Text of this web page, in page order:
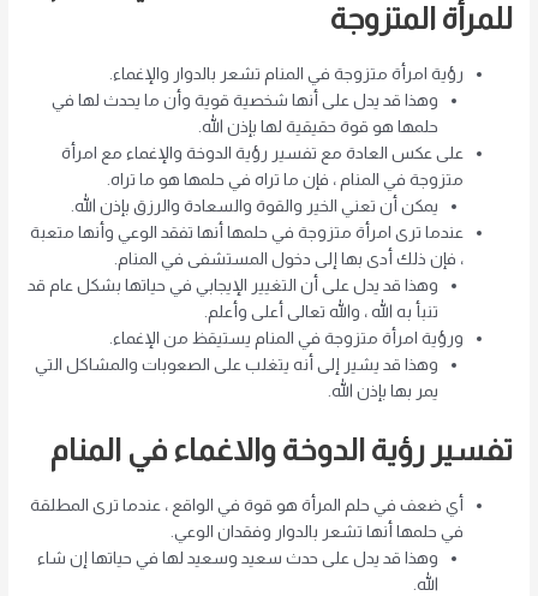
للمرأة المتزوجة
رؤية امرأة متزوجة في المنام تشعر بالدوار والإغماء.
وهذا قد يدل على أنها شخصية قوية وأن ما يحدث لها في
حلمها هو قوة حقيقية لها بإذن الله.
على عكس العادة مع تفسير رؤية الدوخة والإغماء مع امرأة
متزوجة في المنام ، فإن ما تراه في حلمها هو ما تراه.
يمكن أن تعني الخير والقوة والسعادة والرزق بإذن الله.
عندما ترى امرأة متزوجة في حلمها أنها تفقد الوعي وأنها متعبة
، فإن ذلك أدى بها إلى دخول المستشفى في المنام.
وهذا قد يدل على أن التغيير الإيجابي في حياتها بشكل عام قد
تنبأ به الله ، والله تعالى أعلى وأعلم.
ورؤية امرأة متزوجة في المنام يستيقظ من الإغماء.
وهذا قد يشير إلى أنه يتغلب على الصعوبات والمشاكل التي
يمر بها بإذن الله.
تفسير رؤية الدوخة والاغماء في المنام
أي ضعف في حلم المرأة هو قوة في الواقع ، عندما ترى المطلقة
في حلمها أنها تشعر بالدوار وفقدان الوعي.
وهذا قد يدل على حدث سعيد وسعيد لها في حياتها إن شاء
الله.